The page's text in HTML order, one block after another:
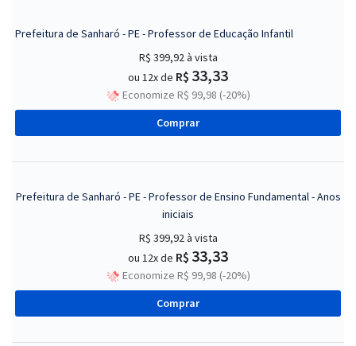
Prefeitura de Sanharó - PE - Professor de Educação Infantil
R$ 399,92à vista
ou 12x de R$ 33,33
Economize R$ 99,98 (-20%)
Comprar
Prefeitura de Sanharó - PE - Professor de Ensino Fundamental - Anos
iniciais
R$ 399,92à vista
ou 12x de R$ 33,33
Economize R$ 99,98 (-20%)
Comprar